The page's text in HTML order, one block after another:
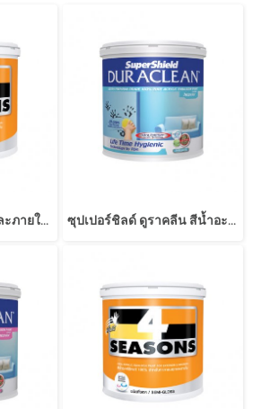
โฟร์ซีซั่นส์ ภายนอกและภายใน ชนิดกึ่งเงา สีขาว AG1000 ซุปเปอร์ชิลด์ ดูราคลีน สีน้ำอะคริลิก ชนิดกึ่งเงา